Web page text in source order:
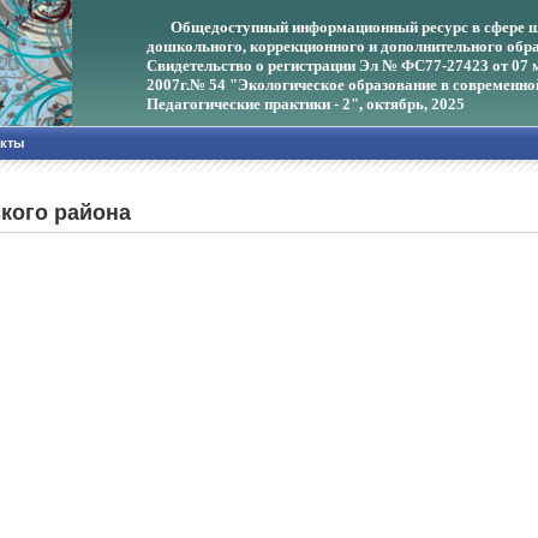
Общедоступный информационный ресурс в сфере
дошкольного, коррекционного и дополнительного
Свидетельство о регистрации Эл № ФС77-27423 от 07
2007г.№ 54 "Экологическое образование в
Педагогические практики - 2", октябрь, 2025
района